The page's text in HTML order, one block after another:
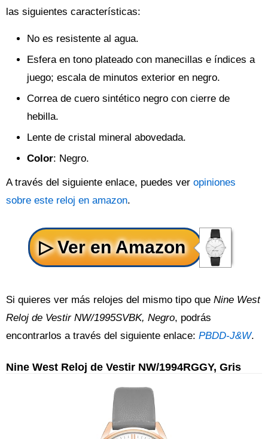
las siguientes características:
No es resistente al agua.
Esfera en tono plateado con manecillas e índices a
juego; escala de minutos exterior en negro.
Correa de cuero sintético negro con cierre de
hebilla.
Lente de cristal mineral abovedada.
Color: Negro.
A través del siguiente enlace, puedes ver opiniones
sobre este reloj en amazon.
Si quieres ver más relojes del mismo tipo que Nine West
Reloj de Vestir NW/1995SVBK, Negro, podrás
encontrarlos a través del siguiente enlace: PBDD-J&W.
Nine West Reloj de Vestir NW/1994RGGY, Gris